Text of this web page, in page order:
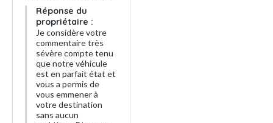
Réponse du
propriétaire :
Je considère votre
commentaire très
sévère compte tenu
que notre véhicule
est en parfait état et
vous a permis de
vous emmener à
votre destination
sans aucun